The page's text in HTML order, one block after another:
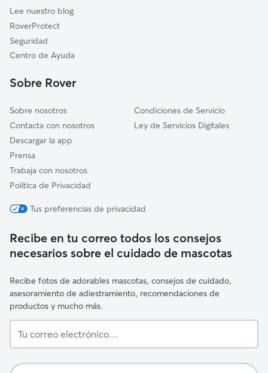
Miño
Coirós
Betanzos
Sada
Lee nuestro blog
RoverProtect
Seguridad
Centro de Ayuda
Sobre Rover
Sobre nosotros
Contacta con nosotros
Descargar la app
Prensa
Trabaja con nosotros
Política de Privacidad
Condiciones de Servicio
Ley de Servicios Digitales
Tus preferencias de privacidad
Recibe en tu correo todos los consejos
necesarios sobre el cuidado de mascotas
Recibe fotos de adorables mascotas, consejos de cuidado,
asesoramiento de adiestramiento, recomendaciones de
productos y mucho más.
correo